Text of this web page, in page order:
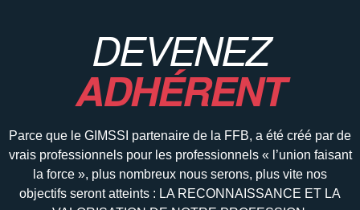
DEVENEZ
ADHÉRENT
Parce que le GIMSSI partenaire de la FFB, a été créé par de
vrais professionnels pour les professionnels « l’union faisant
la force », plus nombreux nous serons, plus vite nos
objectifs seront atteints : LA RECONNAISSANCE ET LA